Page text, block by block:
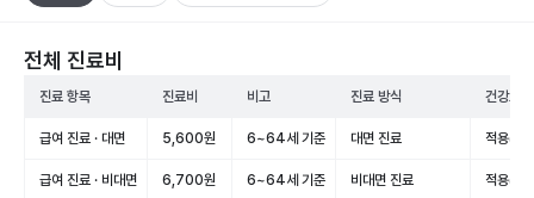
전체 진료비
진료 항목 진료비 비고 진료 방식 건강보
급여 진료 · 대면 5,600원 6~64세 기준 대면 진료 적용(급
급여 진료 · 비대면 6,700원 6~64세 기준 비대면 진료 적용(급